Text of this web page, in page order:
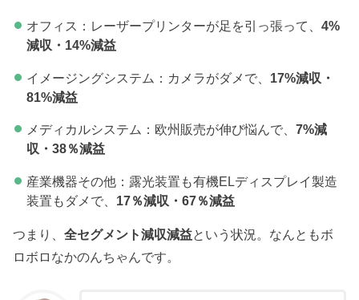
オフィス：レーザープリンターが足を引っ張って、 4%
減収・14%減益
イメージングシステム：カメラがダメで、 17%減収・
81%減益
メディカルシステム：欧州販売が伸び悩んで、 7%減
収・38％減益
産業機器その他：露光装置も有機ELディスプレイ製造
装置もダメで、 17％減収・67％減益
つまり、全セグメント減収減益という状況。なんともボ
ロボロなかのんちゃんです。